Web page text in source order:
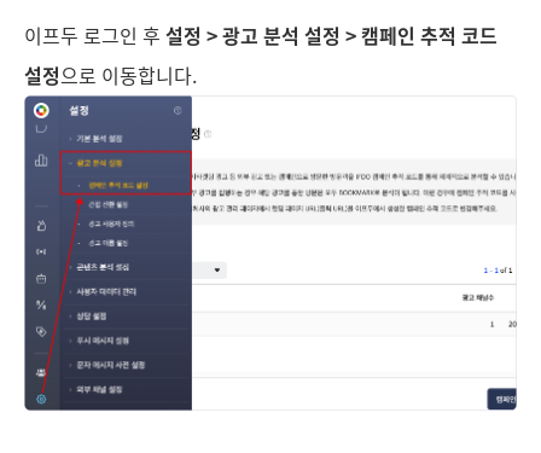
이프두 로그인 후 설정 > 광고 분석 설정 > 캠페인 추적 코드
설정으로 이동합니다.